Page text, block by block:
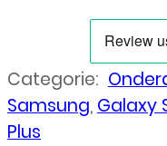
Categorie:
Samsung,Galaxy
Plus